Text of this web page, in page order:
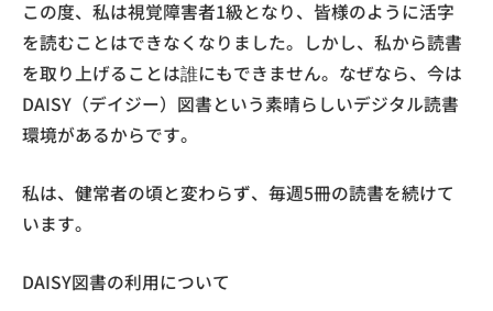
この度、私は視覚障害者1級となり、皆様のように活字
を読むことはできなくなりました。しかし、私から読書
を取り上げることは誰にもできません。なぜなら、今は
DAISY（デイジー）図書という素晴らしいデジタル読書
環境があるからです。
私は、健常者の頃と変わらず、毎週5冊の読書を続けて
います。
DAISY図書の利用について